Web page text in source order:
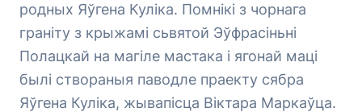
родных Яўгена Куліка. Помнікі з чорнага
граніту з крыжамі сьвятой Эўфрасіньні
Полацкай на магіле мастака і ягонай маці
былі створаныя паводле праекту сябра
Яўгена Куліка, жывапісца Віктара Маркаўца.